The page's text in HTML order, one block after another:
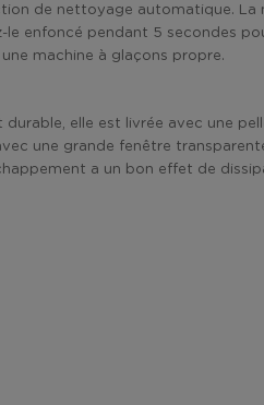
de nettoyage automatique.
enfoncé pendant 5 secondes
machine à glaçons propre.
elle est livrée avec une
une grande fenêtre
a un bon effet de